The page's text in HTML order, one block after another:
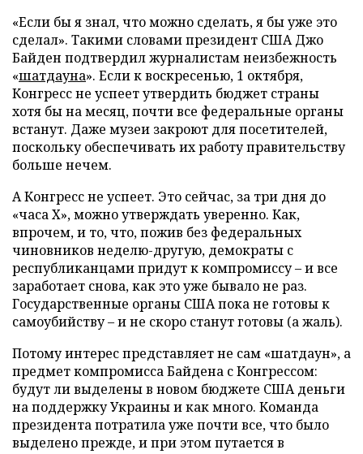
«Если бы я знал, что можно сделать, я бы уже это
сделал». Такими словами президент США Джо
Байден подтвердил журналистам неизбежность
«шатдауна». Если к воскресенью, 1 октября,
Конгресс не успеет утвердить бюджет страны
хотя бы на месяц, почти все федеральные органы
встанут. Даже музеи закроют для посетителей,
поскольку обеспечивать их работу правительству
больше нечем.
А Конгресс не успеет. Это сейчас, за три дня до
«часа X», можно утверждать уверенно. Как,
впрочем, и то, что, пожив без федеральных
чиновников неделю-другую, демократы с
республиканцами придут к компромиссу – и все
заработает снова, как это уже бывало не раз.
Государственные органы США пока не готовы к
самоубийству – и не скоро станут готовы (а жаль).
Потому интерес представляет не сам «шатдаун», а
предмет компромисса Байдена с Конгрессом:
будут ли выделены в новом бюджете США деньги
на поддержку Украины и как много. Команда
президента потратила уже почти все, что было
выделено прежде, и при этом путается в